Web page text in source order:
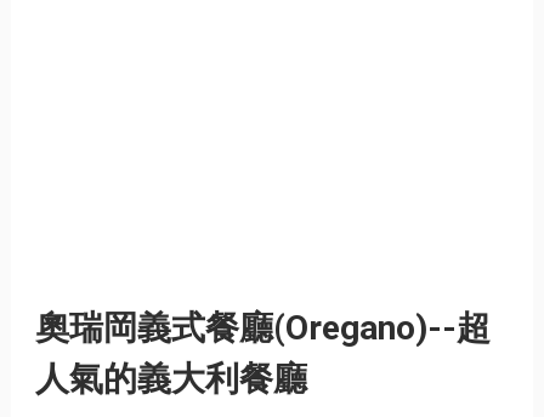
奧瑞岡義式餐廳(Oregano)--超
人氣的義大利餐廳